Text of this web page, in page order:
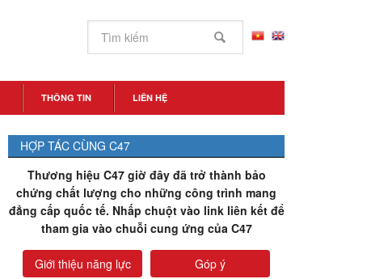
THÔNG TIN LIÊN HỆ
HỢP TÁC CÙNG C47
Thương hiệu C47 giờ đây đã trở thành bảo
chứng chất lượng cho những công trình mang
đẳng cấp quốc tế. Nhấp chuột vào link liên kết để
tham gia vào chuỗi cung ứng của C47
Giới thiệu năng lực Góp ý